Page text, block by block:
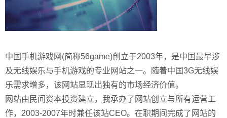
中国手机游戏网(简称56game)创立于2003年，是中国最早涉
及无线娱乐与手机游戏的专业网站之一。随着中国3G无线娱
乐需求增多，该网站显现出独有的市场经济价值。
网站由民间资本投资建立，我承办了网站创立与所有运营工
作，2003-2007年时兼任该站CEO。在职期间完成了网站的